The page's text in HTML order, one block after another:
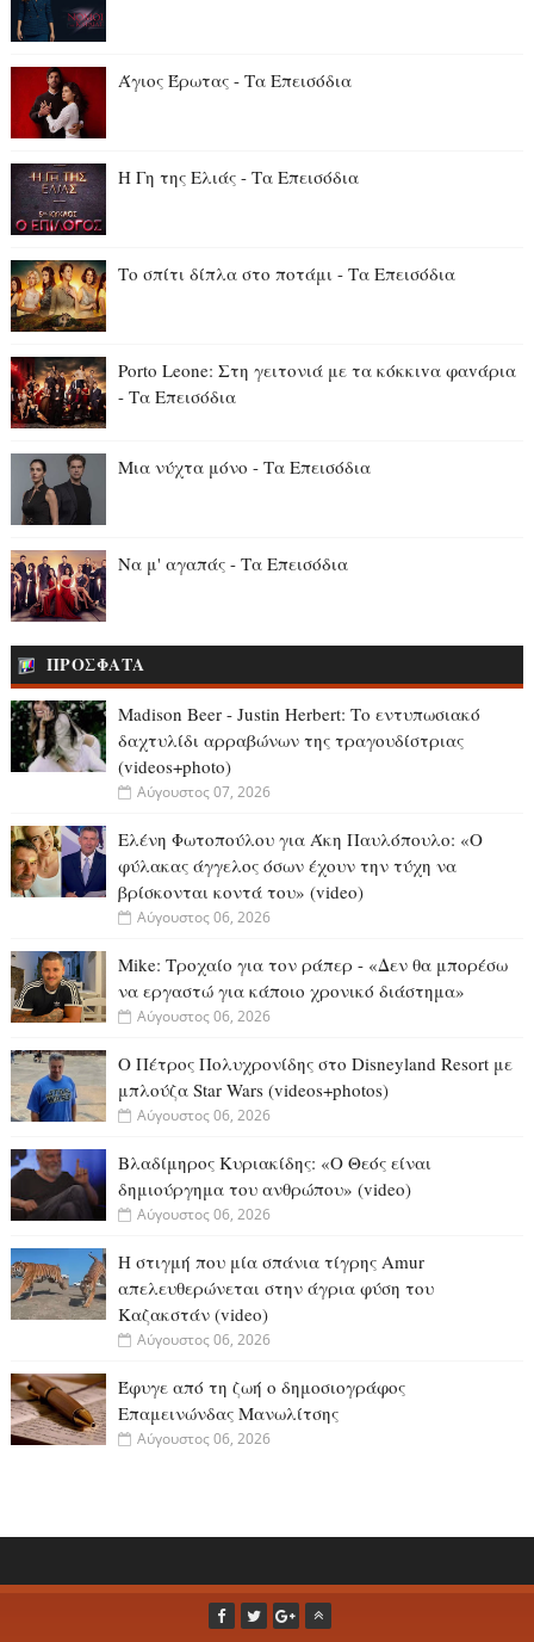
Άγιος Έρωτας - Τα Επεισόδια
Η Γη της Ελιάς - Τα Επεισόδια
Το σπίτι δίπλα στο ποτάμι - Τα Επεισόδια
Porto Leone: Στη γειτονιά με τα κόκκιvα φαvάρια
- Τα Επεισόδια
Μια νύχτα μόνο - Τα Επεισόδια
Να μ' αγαπάς - Τα Επεισόδια
ΠΡΟΣΦΑΤΑ
Madison Beer - Justin Herbert: Το εντυπωσιακό
δαχτυλίδι αρραβώνων της τραγουδίστριας
(videos+photo)
Αύγουστος 07, 2026
Ελένη Φωτοπούλου για Άκη Παυλόπουλο: «Ο
φύλακας άγγελος όσων έχουν την τύχη να
βρίσκονται κοντά του» (video)
Αύγουστος 06, 2026
Mike: Τροχαίο για τον ράπερ - «Δεν θα μπορέσω
να εργαστώ για κάποιο χρονικό διάστημα»
Αύγουστος 06, 2026
Ο Πέτρος Πολυχρονίδης στο Disneyland Resort με
μπλούζα Star Wars (videos+photos)
Αύγουστος 06, 2026
Βλαδίμηρος Κυριακίδης: «Ο Θεός είναι
δημιούργημα του ανθρώπου» (video)
Αύγουστος 06, 2026
Η στιγμή που μία σπάνια τίγρης Amur
απελευθερώνεται στην άγρια φύση του
Καζακστάν (video)
Αύγουστος 06, 2026
Έφυγε από τη ζωή ο δημοσιογράφος
Επαμεινώνδας Μανωλίτσης
Αύγουστος 06, 2026